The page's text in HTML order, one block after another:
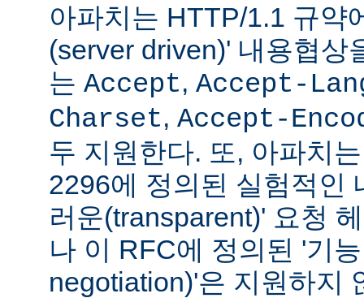
아파치는 HTTP/1.1 규약
(server driven)' 내용협상
는 Accept, Accept-
Charset, Accept-
두 지원한다. 또, 아파치
2296에 정의된 실험적인
러운(transparent)' 요청
나 이 RFC에 정의된 '기
negotiation)'은 지원하지